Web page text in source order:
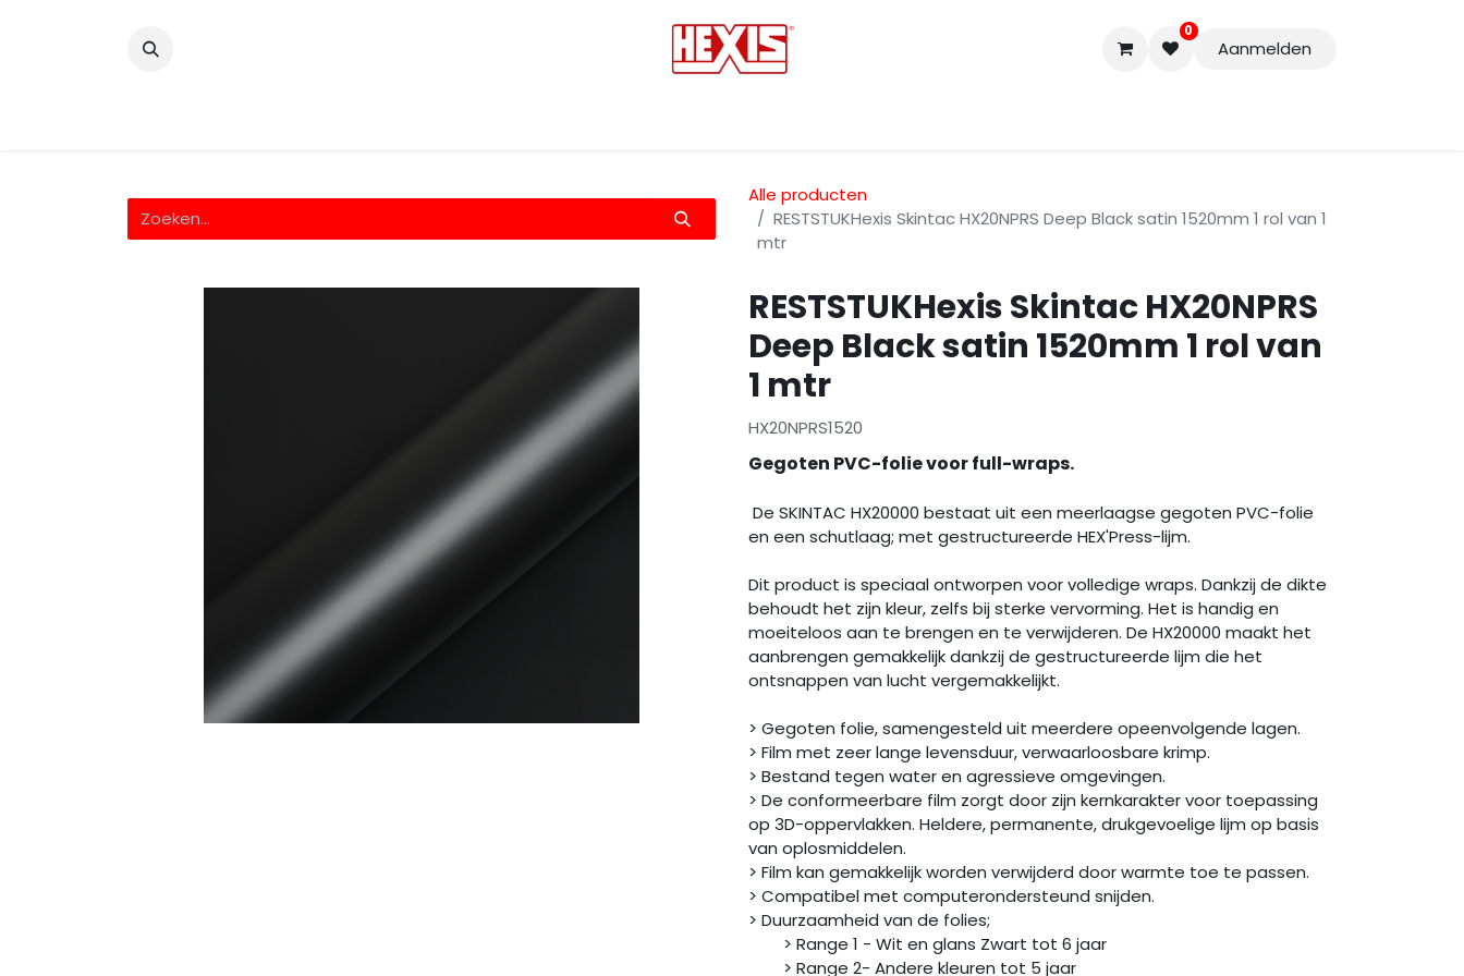
0
Aanmelden
Alle producten
RESTSTUKHexis Skintac HX20NPRS Deep Black satin 1520mm 1 rol van 1
mtr
RESTSTUKHexis Skintac HX20NPRS
Deep Black satin 1520mm 1 rol van
1 mtr
HX20NPRS1520
Gegoten PVC-folie voor full-wraps.
De SKINTAC HX20000 bestaat uit een meerlaagse gegoten PVC-folie
en een schutlaag; met gestructureerde HEX'Press-lijm.
Dit product is speciaal ontworpen voor volledige wraps. Dankzij de dikte
behoudt het zijn kleur, zelfs bij sterke vervorming. Het is handig en
moeiteloos aan te brengen en te verwijderen. De HX20000 maakt het
aanbrengen gemakkelijk dankzij de gestructureerde lijm die het
ontsnappen van lucht vergemakkelijkt.
> Gegoten folie, samengesteld uit meerdere opeenvolgende lagen.
> Film met zeer lange levensduur, verwaarloosbare krimp.
> Bestand tegen water en agressieve omgevingen.
> De conformeerbare film zorgt door zijn kernkarakter voor toepassing
op 3D-oppervlakken. Heldere, permanente, drukgevoelige lijm op basis
van oplosmiddelen.
> Film kan gemakkelijk worden verwijderd door warmte toe te passen.
> Compatibel met computerondersteund snijden.
> Duurzaamheid van de folies;
> Range 1 - Wit en glans Zwart tot 6 jaar
> Range 2- Andere kleuren tot 5 jaar